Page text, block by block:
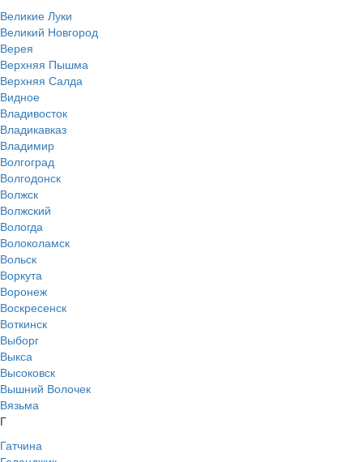
Великие Луки
Великий Новгород
Верея
Верхняя Пышма
Верхняя Салда
Видное
Владивосток
Владикавказ
Владимир
Волгоград
Волгодонск
Волжск
Волжский
Вологда
Волоколамск
Вольск
Воркута
Воронеж
Воскресенск
Воткинск
Выборг
Выкса
Высоковск
Вышний Волочек
Вязьма
Г
Гатчина